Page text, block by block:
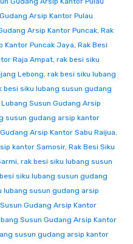
Arsip Kantor Pulau
Arsip Kantor Puncak, Rak
Kantor Puncak Jaya, Rak Besi
Raja Ampat, rak besi siku
Lebong, rak besi siku lubang
besi siku lubang susun gudang
Lubang Susun Gudang Arsip
susun gudang arsip kantor
Arsip Kantor Sabu Raijua,
kantor Samosir, Rak Besi Siku
, rak besi siku lubang susun
siku lubang susun gudang
lubang susun gudang arsip
Gudang Arsip Kantor
Susun Gudang Arsip Kantor
susun gudang arsip kantor